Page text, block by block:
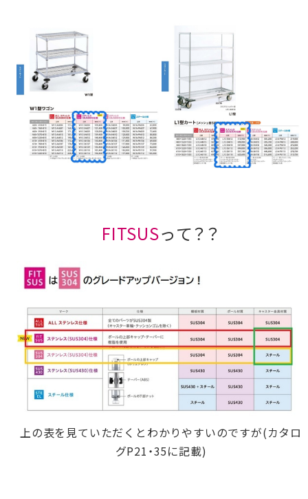
FITSUSって？？
上の表を見ていただくとわかりやすいのですが(カタロ
グP21・35に記載)